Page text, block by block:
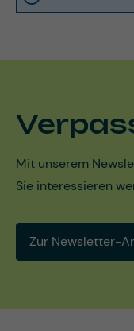
Mit unserem
Sie interessieren
Zur Newsletter-